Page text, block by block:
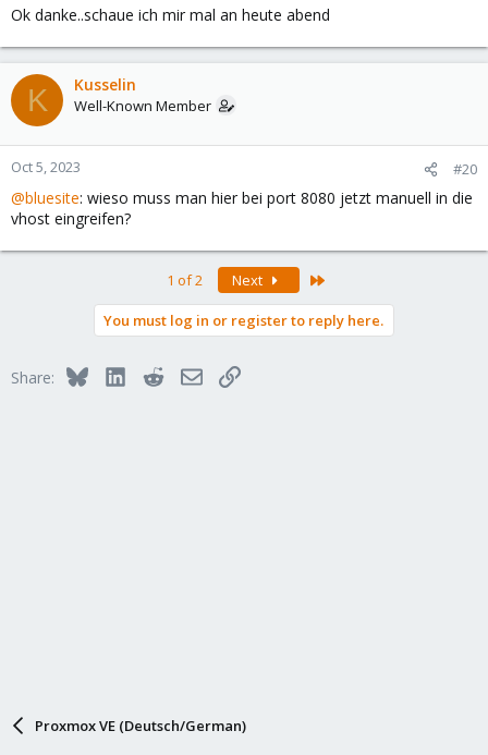
Ok danke..schaue ich mir mal an heute abend
K Kusselin
Well-Known Member
Oct 5, 2023 #20
@bluesite: wieso muss man hier bei port 8080 jetzt manuell in die
vhost eingreifen?
1 of 2 Next
You must log in or register to reply here.
Share: BlueskyLinkedInRedditEmailLink
Proxmox VE (Deutsch/German)